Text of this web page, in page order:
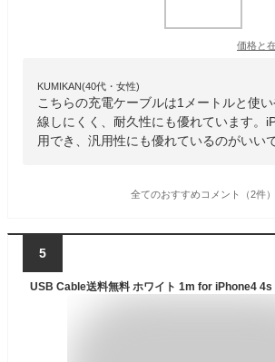
価格と
KUMIKAN(40代・女性)
こちらの充電ケーブルは1メートルと使
線しにくく、耐久性にも優れています。
用でき、汎用性にも優れているのがいい
全てのおすすめコメント（2件）
5